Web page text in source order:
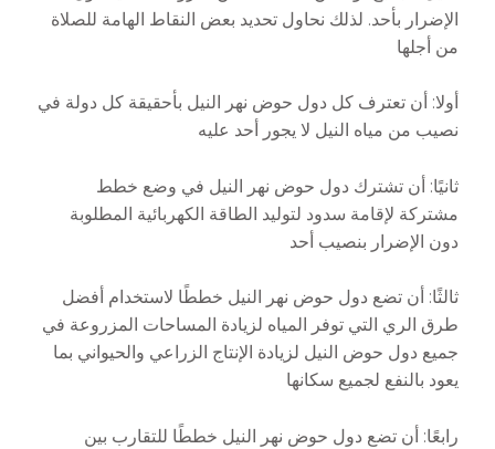
الإضرار بأحد. لذلك نحاول تحديد بعض النقاط الهامة للصلاة
من أجلها
أولا: أن تعترف كل دول حوض نهر النيل بأحقيقة كل دولة في
نصيب من مياه النيل لا يجور أحد عليه
ثانيًا: أن تشترك دول حوض نهر النيل في وضع خطط
مشتركة لإقامة سدود لتوليد الطاقة الكهربائية المطلوبة
دون الإضرار بنصيب أحد
ثالثًا: أن تضع دول حوض نهر النيل خططًا لاستخدام أفضل
طرق الري التي توفر المياه لزيادة المساحات المزروعة في
جميع دول حوض النيل لزيادة الإنتاج الزراعي والحيواني بما
يعود بالنفع لجميع سكانها
رابعًا: أن تضع دول حوض نهر النيل خططًا للتقارب بين